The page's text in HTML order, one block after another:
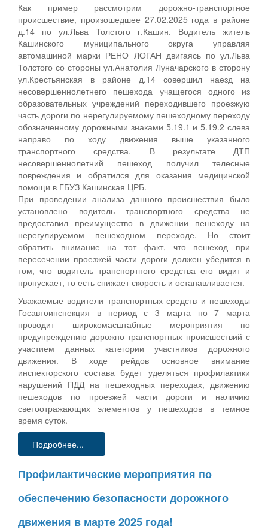
Как пример рассмотрим дорожно-транспортное
происшествие, произошедшее 27.02.2025 года в районе
д.14 по ул.Льва Толстого г.Кашин. Водитель житель
Кашинского муниципального округа управляя
автомашиной марки РЕНО ЛОГАН двигаясь по ул.Льва
Толстого со стороны ул.Анатолия Луначарского в сторону
ул.Крестьянская в районе д.14 совершил наезд на
несовершеннолетнего пешехода учащегося одного из
образовательных учреждений переходившего проезжую
часть дороги по нерегулируемому пешеходному переходу
обозначенному дорожными знаками 5.19.1 и 5.19.2 слева
направо по ходу движения выше указанного
транспортного средства. В результате ДТП
несовершеннолетний пешеход получил телесные
повреждения и обратился для оказания медицинской
помощи в ГБУЗ Кашинская ЦРБ.
При проведении анализа данного происшествия было
установлено водитель транспортного средства не
предоставил преимущество в движении пешеходу на
нерегулируемом пешеходном переходе. Но стоит
обратить внимание на тот факт, что пешеход при
пересечении проезжей части дороги должен убедится в
том, что водитель транспортного средства его видит и
пропускает, то есть снижает скорость и останавливается.
Уважаемые водители транспортных средств и пешеходы
Госавтоинспекция в период с 3 марта по 7 марта
проводит широкомасштабные мероприятия по
предупреждению дорожно-транспортных происшествий с
участием данных категории участников дорожного
движения. В ходе рейдов основное внимание
инспекторского состава будет уделяться профилактики
нарушений ПДД на пешеходных переходах, движению
пешеходов по проезжей части дороги и наличию
светоотражающих элементов у пешеходов в темное
время суток.
Подробнее...
Профилактические мероприятия по
обеспечению безопасности дорожного
движения в марте 2025 года!